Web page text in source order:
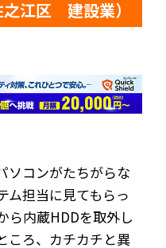
江区 建設業）
ソコンがたちがらな
ム担当に見てもらっ
ら内蔵HDDを取外し
ころ、カチカチと異